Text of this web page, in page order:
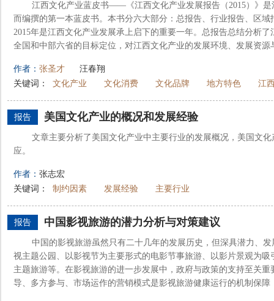
江西文化产业蓝皮书——《江西文化产业发展报告（2015）》
而编撰的第一本蓝皮书。本书分六大部分：总报告、行业报告、区
2015年是江西文化产业发展承上启下的重要一年。总报告总结分析
全国和中部六省的目标定位，对江西文化产业的发展环境、发展资源
作者： 张圣才
汪春翔
关键词：
文化产业 文化消费 文化品牌 地方特色 江
报告 美国文化产业的概况和发展经验
文章主要分析了美国文化产业中主要行业的发展概况，美国文
应。
作者： 张志宏
关键词：
制约因素 发展经验 主要行业
报告 中国影视旅游的潜力分析与对策建议
中国的影视旅游虽然只有二十几年的发展历史，但深具潜力、
视主题公园、以影视节为主要形式的电影节事旅游、以影片景观为
主题旅游等。在影视旅游的进一步发展中，政府与政策的支持至关
导、多方参与、市场运作的营销模式是影视旅游健康运行的机制保障